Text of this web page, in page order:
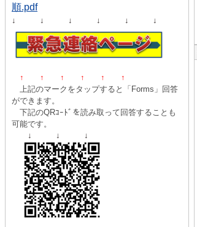
順.pdf
↓ ↓ ↓ ↓ ↓ ↓
↑ ↑ ↑ ↑ ↑ ↑
上記のマークをタップすると「Forms」回答
ができます。
下記のQRｺｰﾄﾞを読み取って回答することも
可能です。
↓ ↓ ↓